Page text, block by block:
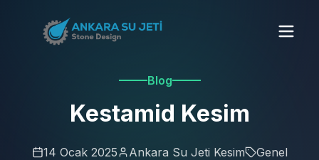
Blog
Kestamid Kesim
14 Ocak 2025 Ankara Su Jeti Kesim Genel